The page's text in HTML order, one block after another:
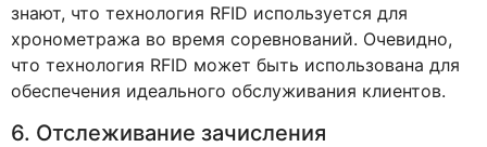
знают, что технология RFID используется для
хронометража во время соревнований. Очевидно,
что технология RFID может быть использована для
обеспечения идеального обслуживания клиентов.
6. Отслеживание зачисления